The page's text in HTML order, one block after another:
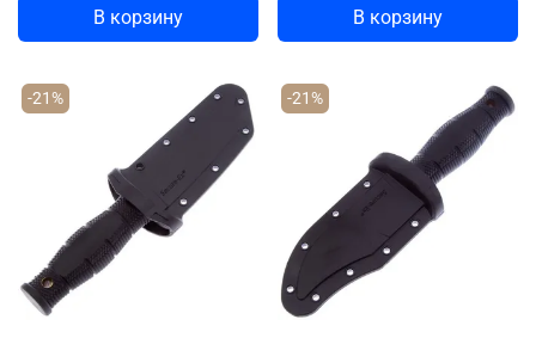
В корзину В корзину
-21% -21%